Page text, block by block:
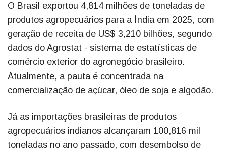
O Brasil exportou 4,814 milhões de toneladas de
produtos agropecuários para a Índia em 2025, com
geração de receita de US$ 3,210 bilhões, segundo
dados do Agrostat - sistema de estatísticas de
comércio exterior do agronegócio brasileiro.
Atualmente, a pauta é concentrada na
comercialização de açúcar, óleo de soja e algodão.
Já as importações brasileiras de produtos
agropecuários indianos alcançaram 100,816 mil
toneladas no ano passado, com desembolso de